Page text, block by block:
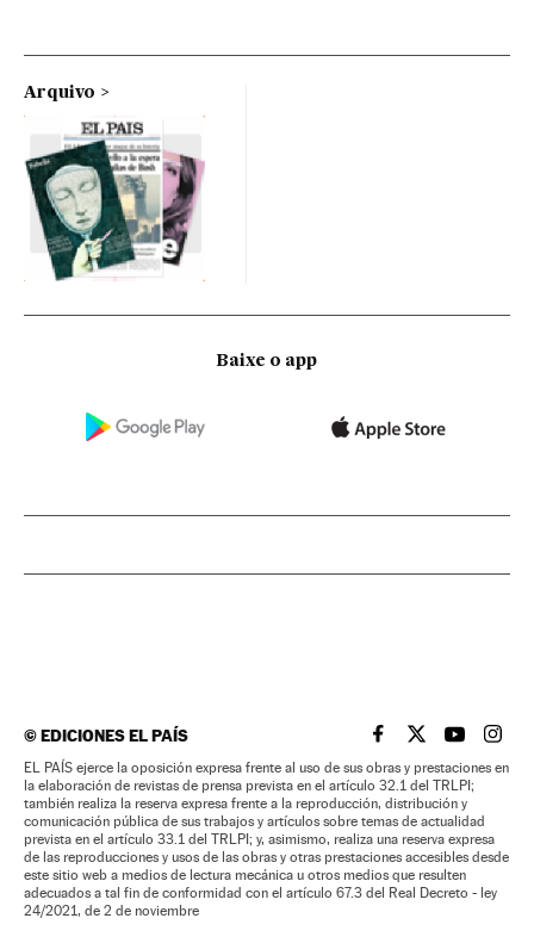
Arquivo
Baixe o app
©EDICIONES EL PAÍS EL PAÍS BRASIL EN
EL PAÍSEL PAÍS
EL
EL PAÍS ejerce la oposición expresa frente al uso de sus obras y prestaciones en
la elaboración de revistas de prensa prevista en el artículo 32.1 del TRLPI;
también realiza la reserva expresa frente a la reproducción, distribución y
comunicación pública de sus trabajos y artículos sobre temas de actualidad
prevista en el artículo 33.1 del TRLPI; y, asimismo, realiza una reserva expresa
de las reproducciones y usos de las obras y otras prestaciones accesibles desde
este sitio web a medios de lectura mecánica u otros medios que resulten
adecuados a tal fin de conformidad con el artículo 67.3 del Real Decreto - ley
24/2021, de 2 de noviembre